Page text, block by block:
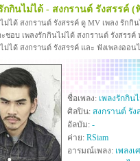
กกินไม่ได้ - สงกรานต์ รังสรรค์ (
ม่ได้ สงกรานต์ รังสรรค์ ดู MV เพลง รักกิ
ะชอบ เพลงรักกินไม่ได้ สงกรานต์ รังสรร
ม่ได้ สงกรานต์ รังสรรค์ และ ฟังเพลงออน
ชื่อเพลง: เพลงรักกิน
ศิลปิน: สงกรานต์ รัง
อัลบัม: -
ค่าย: RSiam
อารมณ์เพลง: เพลงเ